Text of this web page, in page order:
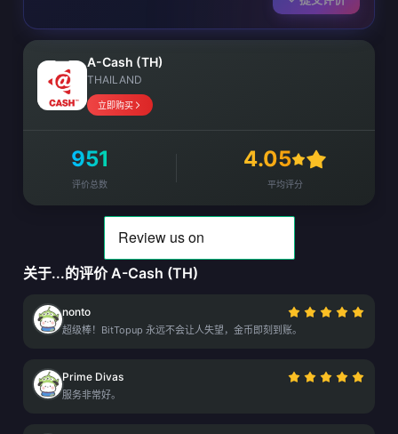
A-Cash (TH)
THAILAND
立即购买
951
评价总数
4.05
平均评分
关于...的评价 A-Cash (TH)
nonto
超级棒！BitTopup 永远不会让人失望，金币即刻到账。
Prime Divas
服务非常好。